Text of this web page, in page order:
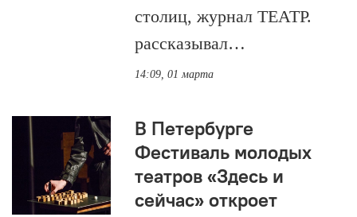
столиц, журнал ТЕАТР.
рассказывал…
14:09, 01 марта
В Петербурге
Фестиваль молодых
театров «Здесь и
сейчас» откроет